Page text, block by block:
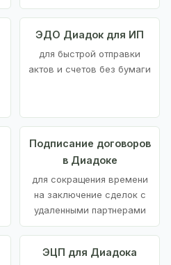
ЭДО Диадок для ИП
для быстрой отправки
актов и счетов без бумаги
Подписание договоров
в Диадоке
для сокращения времени
на заключение сделок с
удаленными партнерами
ЭЦП для Диадока